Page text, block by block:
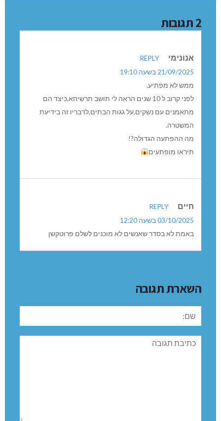
2 תגובות
אנונימי
REPLY
21/09/2025 בשעה 19:10
ממש לא מפתיע.
לפני קרוב ל 10 שנים הראה לי תושב תרשיחא,כיצד הם
מתאמנים עם נשקים,על גגות הבתים,לדבריו זה בידיעת
המשטרה.
מה ההפתעה הגדולה?!
תיראו מופתעים
חיים
REPLY
03/10/2025 בשעה 12:20
באמת לא בסדר שאנשים לא מוכנים לשלם פרוטקשן
השארת תגובה
שם:
תגובה